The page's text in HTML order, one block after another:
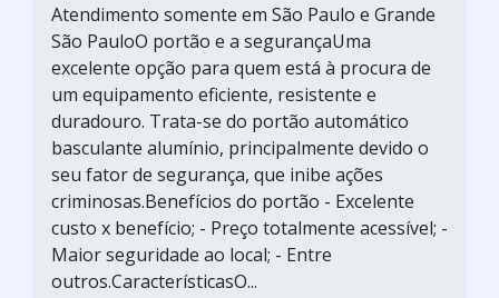
Atendimento somente em São Paulo e Grande
São PauloO portão e a segurançaUma
excelente opção para quem está à procura de
um equipamento eficiente, resistente e
duradouro. Trata-se do portão automático
basculante alumínio, principalmente devido o
seu fator de segurança, que inibe ações
criminosas.Benefícios do portão - Excelente
custo x benefício; - Preço totalmente acessível; -
Maior seguridade ao local; - Entre
outros.CaracterísticasO...